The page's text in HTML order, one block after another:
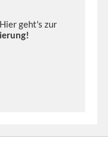
geht's zur
!